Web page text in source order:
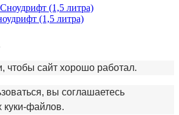
(1,5 литра)
чтобы сайт хорошо работал.
вы соглашаетесь